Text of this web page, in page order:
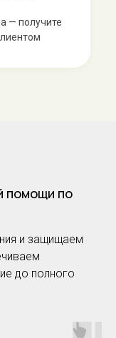
— получите
помощи по
и защищаем
до полного